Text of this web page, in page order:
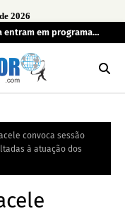
2026
entram em programa
convoca sessão
à atuação dos